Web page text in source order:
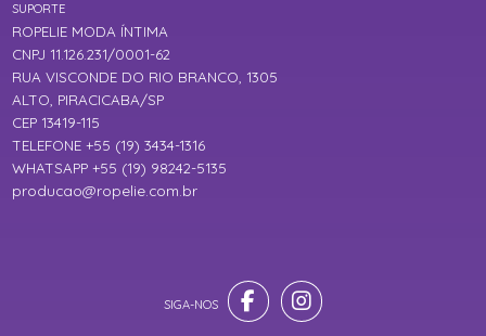
SUPORTE
ROPELIE MODA ÍNTIMA
CNPJ 11.126.231/0001-62
RUA VISCONDE DO RIO BRANCO, 1305
ALTO, PIRACICABA/SP
CEP 13419-115
TELEFONE +55 (19) 3434-1316
WHATSAPP +55 (19) 98242-5135
producao@ropelie.com.br